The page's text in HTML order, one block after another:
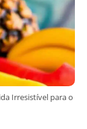
Irresistível para o